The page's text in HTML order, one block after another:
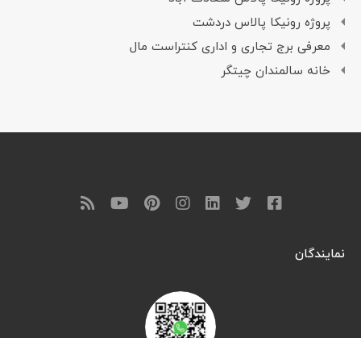
پروژه رونیکا پالاس دردشت
معرفی برج تجاری و اداری کنتراست مال
خانه سالمندان چیتگر
نمایندگان